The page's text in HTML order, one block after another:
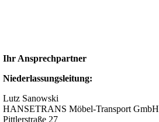
Ihr Ansprechpartner
Niederlassungsleitung:
Lutz Sanowski
HANSETRANS Möbel-Transport GmbH
Pittlerstraße 27